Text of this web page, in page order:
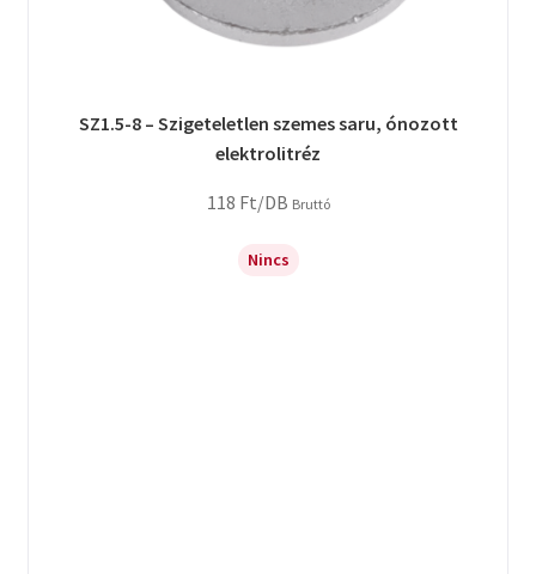
SZ1.5-8 – Szigeteletlen szemes saru, ónozott
elektrolitréz
118 Ft/DB Bruttó
Nincs